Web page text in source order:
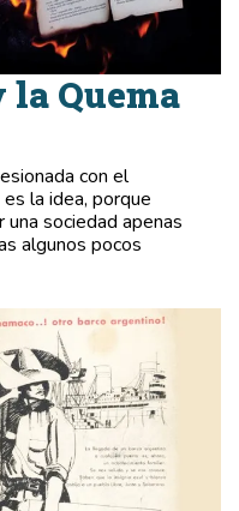
la Quema
con el
la idea, porque
sociedad apenas
algunos pocos